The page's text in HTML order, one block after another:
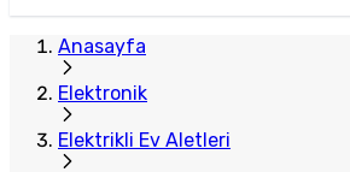
Anasayfa
Elektronik
Elektrikli Ev Aletleri